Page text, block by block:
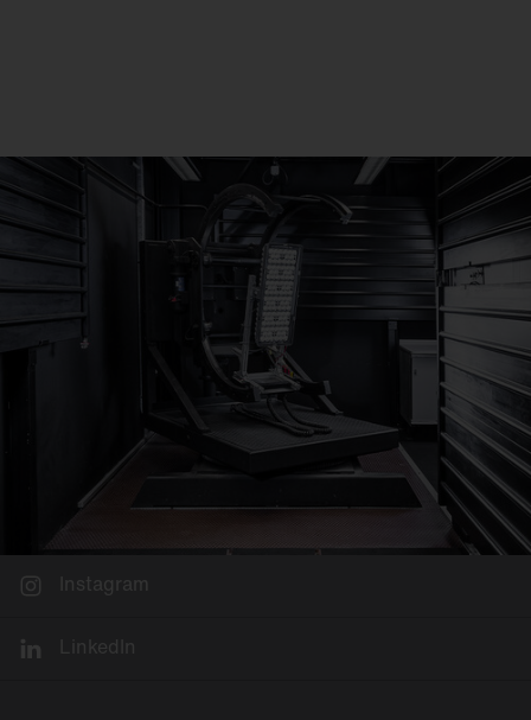
Instagram
LinkedIn